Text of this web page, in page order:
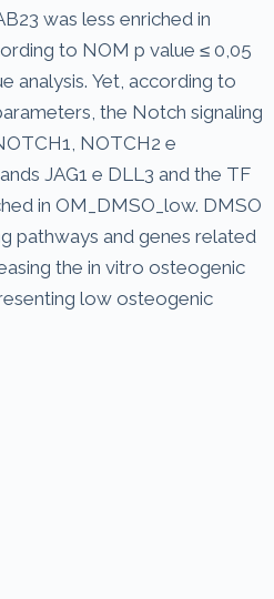
was less enriched in
to NOM p value ≤ 0,05
analysis. Yet, according to
the Notch signaling
NOTCH2 e
JAG1 e DLL3 and the TF
in OM_DMSO_low. DMSO
pathways and genes related
the in vitro osteogenic
low osteogenic